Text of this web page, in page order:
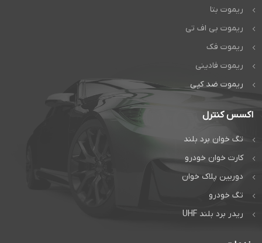
ریموت بتا
ریموت بی اف تی
ریموت فک
ریموت فادینی
ریموت ضد کپی
اکسس کنترل
تگ خوان برد بلند
کارت خوان خودرو
دوربین پلاک خوان
تگ خودرو
ریدر برد بلند UHF